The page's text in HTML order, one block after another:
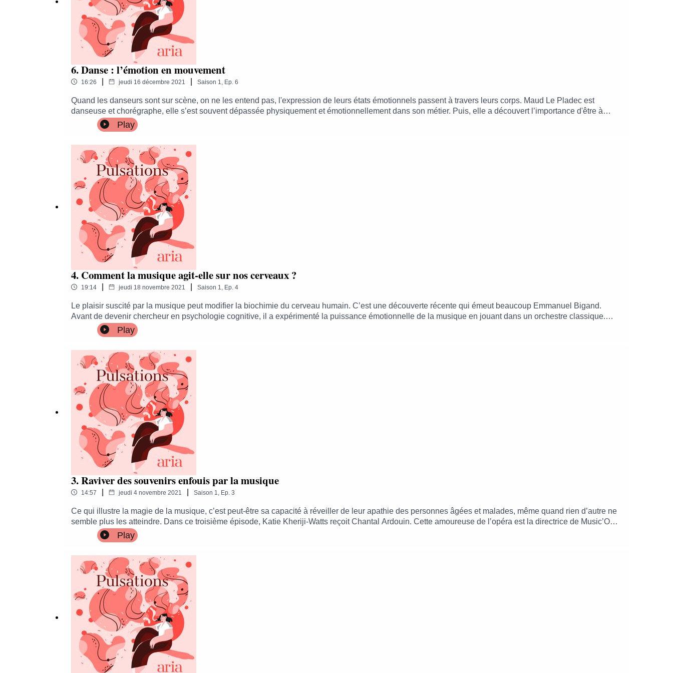
6. Danse : l’émotion en mouvement
16:26 jeudi 16 décembre 2021 Saison 1 Ep. 6
Quand les danseurs sont sur scène, on ne les entend pas, l'expression de leurs états émotionnels passent à travers leurs corps. Maud Le Pladec est
danseuse et chorégraphe, elle s’est souvent dépassée physiquement et émotionnellement dans son métier. Puis, elle a découvert l’importance d'être à
l'écoute de son corps, pour se transformer par le mouvement. « Danser, c'est être le plus possible dans l'instant présent, avec ce qu'on ressent. »
Play
4. Comment la musique agit-elle sur nos cerveaux ?
19:14 jeudi 18 novembre 2021 Saison 1 Ep. 4
Le plaisir suscité par la musique peut modifier la biochimie du cerveau humain. C’est une découverte récente qui émeut beaucoup Emmanuel Bigand.
Avant de devenir chercheur en psychologie cognitive, il a expérimenté la puissance émotionnelle de la musique en jouant dans un orchestre classique.
Cette passion a fait de lui l’un des plus grands spécialistes en France sur la relation entre la musique et le cerveau.Pulsations, le podcast qui fait battre
votre cœur au rythme des émotions.À écouter sur toutes vos plateformes d'écoute de podcasts, et sur aria.operadeparis.fr, le site mobile pour découvrir
Play
3. Raviver des souvenirs enfouis par la musique
14:57 jeudi 4 novembre 2021 Saison 1 Ep. 3
Ce qui illustre la magie de la musique, c’est peut-être sa capacité à réveiller de leur apathie des personnes âgées et malades, même quand rien d’autre ne
semble plus les atteindre. Dans ce troisième épisode, Katie Kheriji-Watts reçoit Chantal Ardouin. Cette amoureuse de l’opéra est la directrice de Music’O
seniors, une association qui organise des concerts de musique lyrique dans les maisons de retraite spécialisées dans le traitement d’Alzheimer : "Ce qui
est apparu de manière flagrante, c'est que là, on est sur la mémoire émotionnelle. Qui, elle, subsiste dans cette maladie."Pulsations, le podcast qui fait
découvrir l’Opéra autrement !
Play